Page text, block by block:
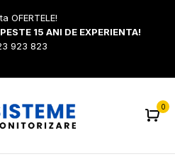
OFERTELE!
15 ANI DE EXPERIENTA!
923 823
0